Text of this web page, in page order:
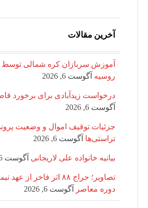
آخرین مقالات
آموزش سربازان کره شمالی
روسیه آگوست 6, 2026
درخواست زیدآبادی برای برخورد
آگوست 6, 2026
جزئیات توقیف اموال و وضعیت
تراستی‌ها آگوست 6, 2026
بیانیه خانواده علی لاریجانی آگوست 6, 2026
تصاویر؛ حراج ۸۸ اثر فاخر از
دوره معاصر
آگوست 6, 2026